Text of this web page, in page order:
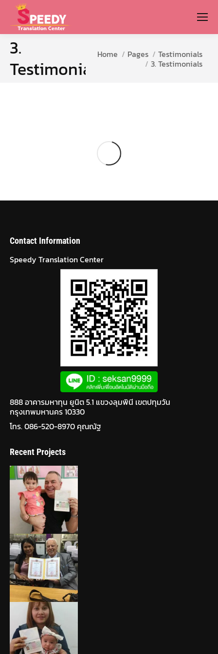
3.
Testimonials
You are here:
Home Pages
Testimonials
3. Testimonials
Contact Information
Speedy Translation Center
888 อาคารมหาทุน ยูนิต 5.1 แขวงลุมพินี เขตปทุมวัน
กรุงเทพมหานคร 10330
โทร. 086-520-8970 คุณณัฐ
Recent Projects